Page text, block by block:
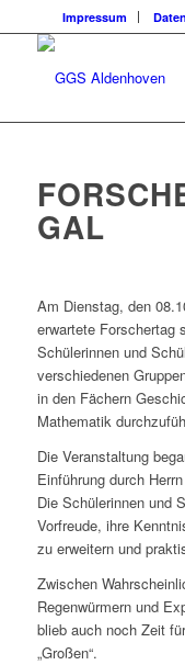
Impressum
GAL
Am Dienstag, den
erwartete Forschertag
Schülerinnen und
verschiedenen
in den Fächern
Mathematik
Die Veranstaltung
Einführung durch
Die Schülerinnen und
Vorfreude, ihre
zu erweitern und
Zwischen
Regenwürmern und
blieb auch noch Zeit
„Großen“.